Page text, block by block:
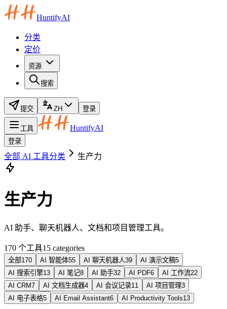
HuntifyAI
分类
定价
资源
搜索
提交 ZH 登录
工具 HuntifyAI
登录
全部 AI 工具分类 生产力
生产力
AI 助手、聊天机器人、文档和项目管理工具。
170 个工具15 categories
全部170 AI 智能体55 AI 聊天机器人39 AI 演示文稿5
AI 搜索引擎13 AI 笔记8 AI 助手32 AI PDF6 AI 工作流22
AI CRM7 AI 文档生成器4 AI 会议记录11 AI 项目管理3
AI 电子表格5 AI Email Assistant6 AI Productivity Tools13